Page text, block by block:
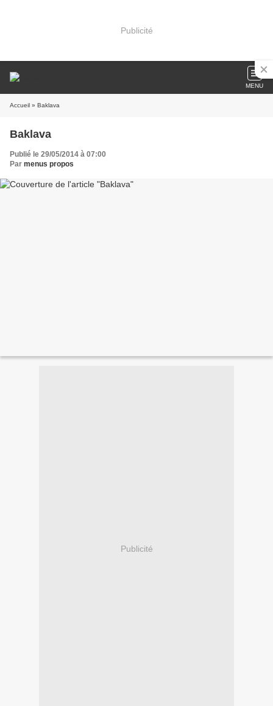
Publicité
MENU
Accueil » Baklava
Baklava
Publié le 29/05/2014 à 07:00
Par menus propos
Publicité